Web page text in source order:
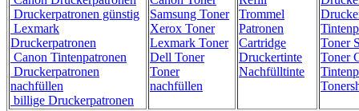
Druckerpatronen günstig
Lexmark
Druckerpatronen
Canon Tintenpatronen
Druckerpatronen
nachfüllen
billige Druckerpatronen
Samsung Toner
Xerox Toner
Lexmark Toner
Dell Toner
Toner
nachfüllen
Trommel
Patronen
Cartridge
Druckertinte
Nachfülltinte
Toner
Toner